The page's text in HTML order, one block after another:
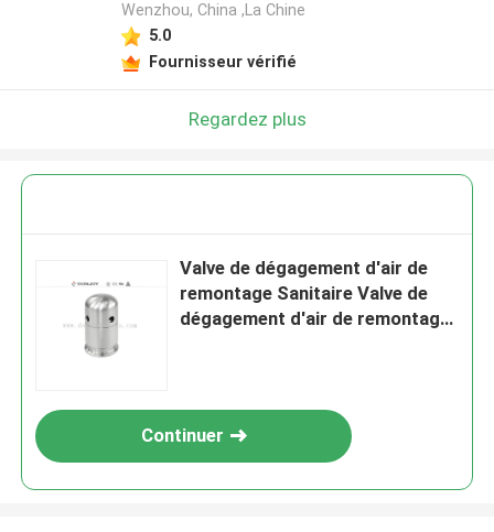
Wenzhou, China ,La Chine
5.0
Fournisseur vérifié
Regardez plus
Valve de dégagement d'air de
remontage Sanitaire Valve de
dégagement d'air de remontage
Continuer